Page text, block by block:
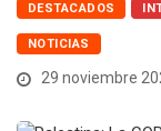
DESTACADOS
NOTICIAS
29 noviembre